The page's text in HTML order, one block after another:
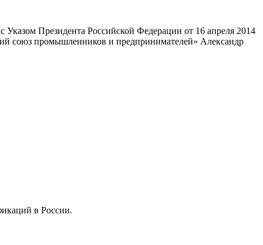
Президента Российской Федерации от 16 апреля 2014
союз промышленников и предпринимателей» Александр
в России.